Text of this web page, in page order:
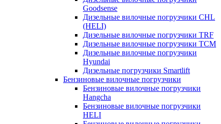
Goodsense
Дизельные вилочные погрузчики CHL
(HELI)
Дизельные вилочные погрузчики TRF
Дизельные вилочные погрузчики TCM
Дизельные вилочные погрузчики
Hyundai
Дизельные погрузчики Smartlift
Бензиновые вилочные погрузчики
Бензиновые вилочные погрузчики
Hangcha
Бензиновые вилочные погрузчики
HELI